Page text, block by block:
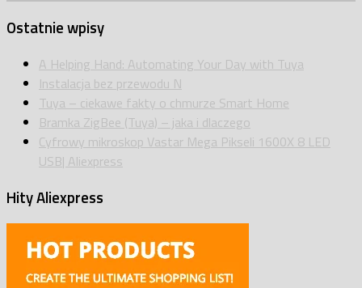
Ostatnie wpisy
A Helping Hand: Automating Your Day with Tuya
Instalacja bez przewodu N
Tuya – ciekawe fakty o chmurze Smart Home
Bramka ZigBee (Tuya) – jaka i dlaczego
Cyfrowy mikroskop Vastar Mega Pikseli 1600X 8 LED
USB| Aliexpress
Hity Aliexpress